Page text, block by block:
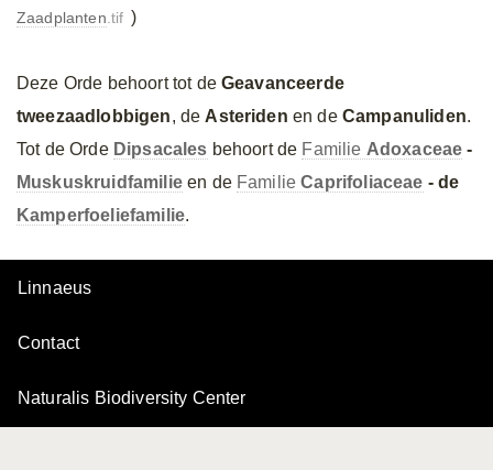
Zaadplanten.tif )
Deze Orde behoort tot de Geavanceerde
tweezaadlobbigen, de Asteriden en de Campanuliden.
Tot de Orde Dipsacales behoort de Familie Adoxaceae -
Muskuskruidfamilieen de FamilieCaprifoliaceae - de
Kamperfoeliefamilie.
Linnaeus
Contact
Naturalis Biodiversity Center